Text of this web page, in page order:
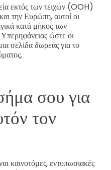
εκτός των τειχών (OOH)
την Ευρώπη, αυτοί οι
κατά μήκος των
ώστε οι
σελίδα δωρεάς για το
σου για
τον
καινοτόμες, εντυπωσιακές